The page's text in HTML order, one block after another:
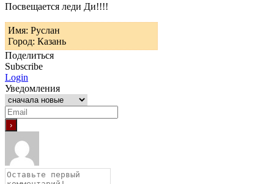
Посвещается леди Ди!!!!
Имя: Руслан
Город: Казань
Поделиться
Subscribe
Login
Уведомления